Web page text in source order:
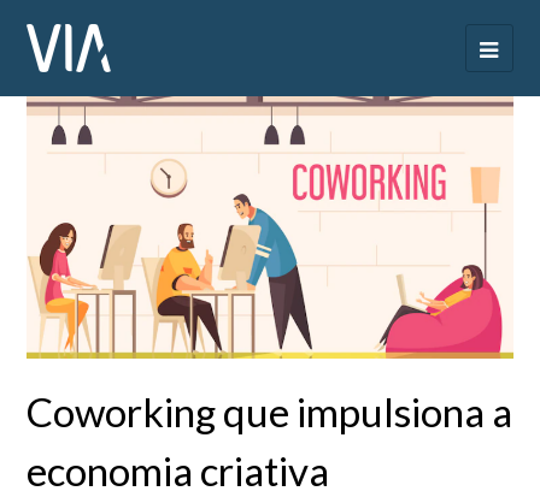
Coworking que impulsiona a
economia criativa